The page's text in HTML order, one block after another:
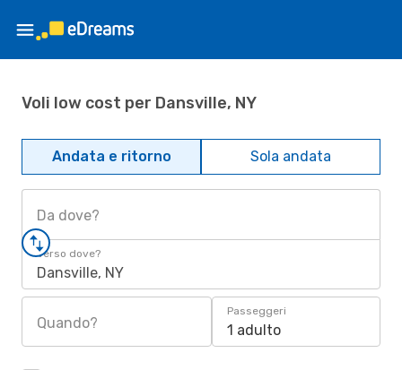
Voli low cost per Dansville, NY
Andata e ritorno Sola andata
Da dove?
Verso dove?
Dansville, NY
Quando?
Passeggeri
1 adulto